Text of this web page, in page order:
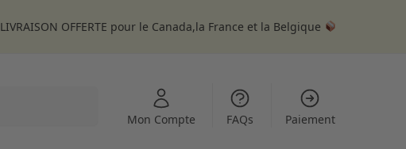
LIVRAISON OFFERTE pour le Canada,la France et la Belgique
Mon Compte FAQs Paiement